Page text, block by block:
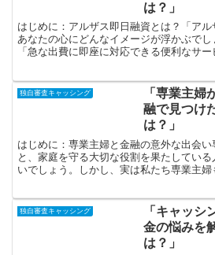
は？」
はじめに：アルザス即日融資とは？「アル
あなたの心にどんなイメージが浮かぶで
「急な出費に即座に対応できる便利なサ
かし、その実態は実は多様で複雑です。特
独自審査キャッシング
「専業主婦
融で見つけ
は？」
はじめに：専業主婦と金融の意外な出会い
と、家庭を守る大切な役割を果たしてい
いでしょう。しかし、実は私たち専業主婦
る力を秘めています。「お金」との向き合
独自審査キャッシング
「キャッシ
金の悩みを
は？」